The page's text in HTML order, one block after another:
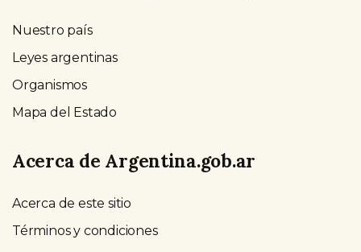
Nuestro país
Leyes argentinas
Organismos
Mapa del Estado
Acerca de Argentina.gob.ar
Acerca de este sitio
Términos y condiciones